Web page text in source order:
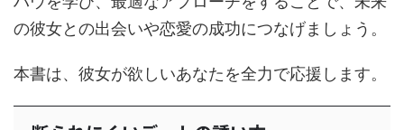
の彼女との出会いや恋愛の成功につなげましょう。
本書は、彼女が欲しいあなたを全力で応援します。